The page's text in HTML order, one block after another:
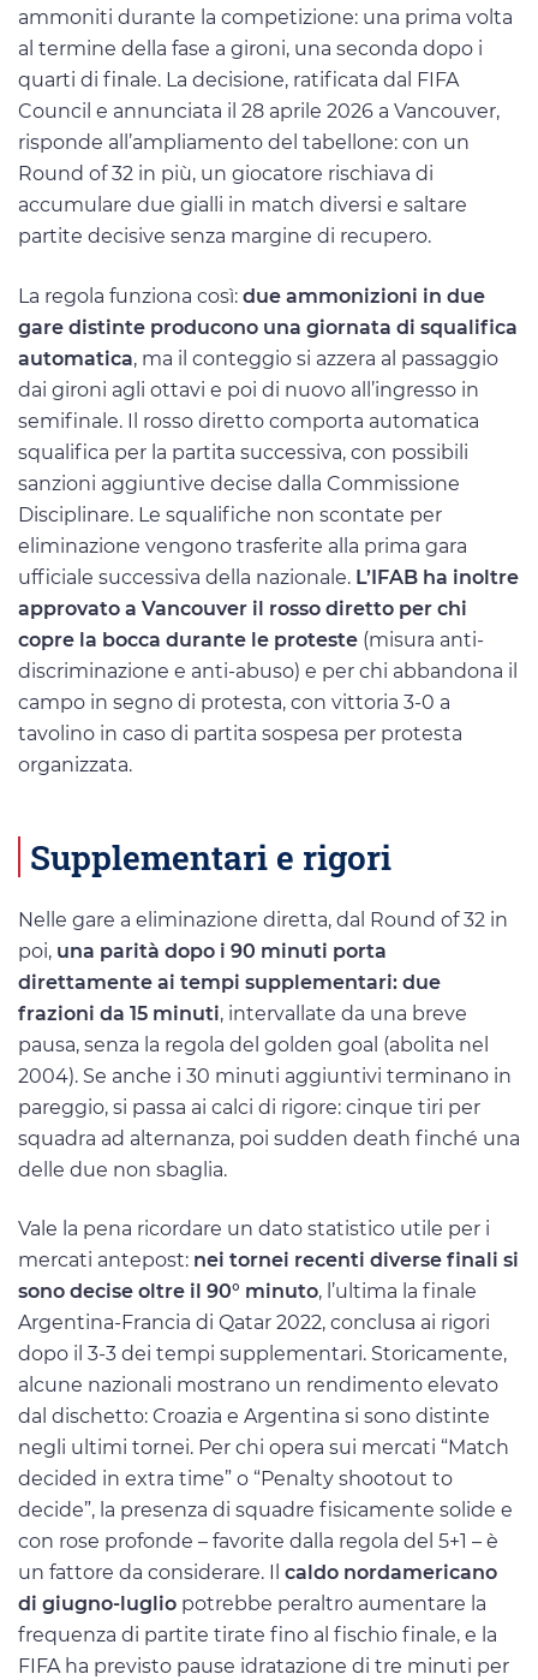
ammoniti durante la competizione: una prima volta
al termine della fase a gironi, una seconda dopo i
quarti di finale. La decisione, ratificata dal FIFA
Council e annunciata il 28 aprile 2026 a Vancouver,
risponde all’ampliamento del tabellone: con un
Round of 32 in più, un giocatore rischiava di
accumulare due gialli in match diversi e saltare
partite decisive senza margine di recupero.
La regola funziona così: due ammonizioni in due
gare distinte producono una giornata di squalifica
automatica, ma il conteggio si azzera al passaggio
dai gironi agli ottavi e poi di nuovo all’ingresso in
semifinale. Il rosso diretto comporta automatica
squalifica per la partita successiva, con possibili
sanzioni aggiuntive decise dalla Commissione
Disciplinare. Le squalifiche non scontate per
eliminazione vengono trasferite alla prima gara
ufficiale successiva della nazionale. L’IFAB ha inoltre
approvato a Vancouver il rosso diretto per chi
copre la bocca durante le proteste (misura anti-
discriminazione e anti-abuso) e per chi abbandona il
campo in segno di protesta, con vittoria 3-0 a
tavolino in caso di partita sospesa per protesta
organizzata.
Supplementari e rigori
Nelle gare a eliminazione diretta, dal Round of 32 in
poi, una parità dopo i 90 minuti porta
direttamente ai tempi supplementari: due
frazioni da 15 minuti, intervallate da una breve
pausa, senza la regola del golden goal (abolita nel
2004). Se anche i 30 minuti aggiuntivi terminano in
pareggio, si passa ai calci di rigore: cinque tiri per
squadra ad alternanza, poi sudden death finché una
delle due non sbaglia.
Vale la pena ricordare un dato statistico utile per i
mercati antepost: nei tornei recenti diverse finali si
sono decise oltre il 90° minuto, l’ultima la finale
Argentina-Francia di Qatar 2022, conclusa ai rigori
dopo il 3-3 dei tempi supplementari. Storicamente,
alcune nazionali mostrano un rendimento elevato
dal dischetto: Croazia e Argentina si sono distinte
negli ultimi tornei. Per chi opera sui mercati “Match
decided in extra time” o “Penalty shootout to
decide”, la presenza di squadre fisicamente solide e
con rose profonde – favorite dalla regola del 5+1 – è
un fattore da considerare. Il caldo nordamericano
di giugno-luglio potrebbe peraltro aumentare la
frequenza di partite tirate fino al fischio finale, e la
FIFA ha previsto pause idratazione di tre minuti per